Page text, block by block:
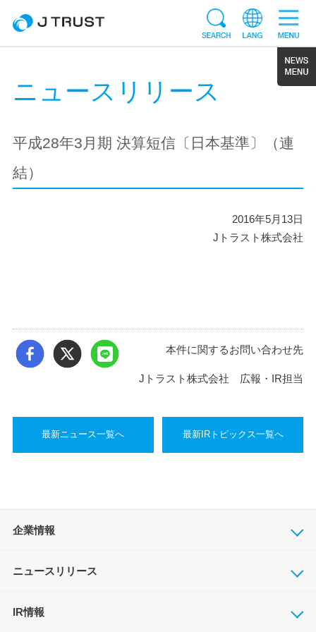
ニュースリリース
平成28年3月期 決算短信〔日本基準〕（連
結）
2016年5月13日
Jトラスト株式会社
本件に関するお問い合わせ先
Jトラスト株式会社 広報・IR担当
最新ニュース一覧へ 最新IRトピックス一覧へ
企業情報
ニュースリリース
IR情報